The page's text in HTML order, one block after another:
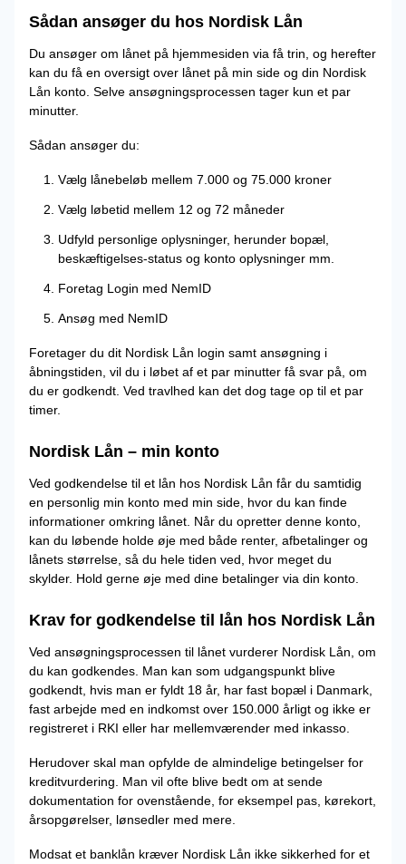
Sådan ansøger du hos Nordisk Lån
Du ansøger om lånet på hjemmesiden via få trin, og herefter
kan du få en oversigt over lånet på min side og din Nordisk
Lån konto. Selve ansøgningsprocessen tager kun et par
minutter.
Sådan ansøger du:
Vælg lånebeløb mellem 7.000 og 75.000 kroner
Vælg løbetid mellem 12 og 72 måneder
Udfyld personlige oplysninger, herunder bopæl,
beskæftigelses-status og konto oplysninger mm.
Foretag Login med NemID
Ansøg med NemID
Foretager du dit Nordisk Lån login samt ansøgning i
åbningstiden, vil du i løbet af et par minutter få svar på, om
du er godkendt. Ved travlhed kan det dog tage op til et par
timer.
Nordisk Lån – min konto
Ved godkendelse til et lån hos Nordisk Lån får du samtidig
en personlig min konto med min side, hvor du kan finde
informationer omkring lånet. Når du opretter denne konto,
kan du løbende holde øje med både renter, afbetalinger og
lånets størrelse, så du hele tiden ved, hvor meget du
skylder. Hold gerne øje med dine betalinger via din konto.
Krav for godkendelse til lån hos Nordisk Lån
Ved ansøgningsprocessen til lånet vurderer Nordisk Lån, om
du kan godkendes. Man kan som udgangspunkt blive
godkendt, hvis man er fyldt 18 år, har fast bopæl i Danmark,
fast arbejde med en indkomst over 150.000 årligt og ikke er
registreret i RKI eller har mellemværender med inkasso.
Herudover skal man opfylde de almindelige betingelser for
kreditvurdering. Man vil ofte blive bedt om at sende
dokumentation for ovenstående, for eksempel pas, kørekort,
årsopgørelser, lønsedler med mere.
Modsat et banklån kræver Nordisk Lån ikke sikkerhed for et